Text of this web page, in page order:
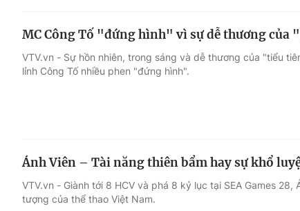
MC Công Tố "đứng hình" vì sự dễ thương của
VTV.vn - Sự hồn nhiên, trong sáng và dễ thương của "tiểu
lỉnh Công Tố nhiều phen "đứng hình".
Ánh Viên – Tài năng thiên bẩm hay sự khổ
VTV.vn - Giành tới 8 HCV và phá 8 kỷ lục tại SEA Games
tượng của thể thao Việt Nam.